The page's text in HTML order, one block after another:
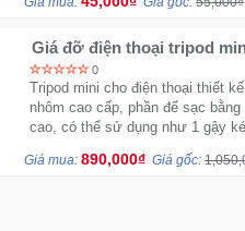
Giá đỡ điện thoại tripod
0
Tripod mini cho điện thoại thiết
nhôm cao cấp, phần đế sạc
cao, có thể sử dụng như 1 gậy
Giá mua: 890,000₫ Giá gốc: